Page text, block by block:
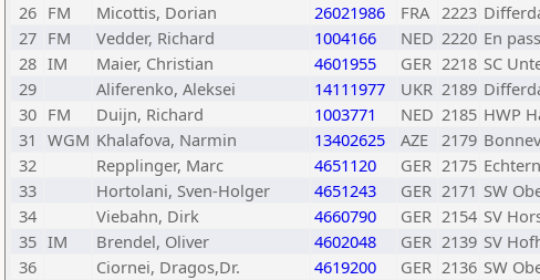
26 FM Micottis, Dorian 26021986 FRA 2223
27 FM Vedder, Richard 1004166 NED 2220 En
28 IM Maier, Christian 4601955 GER 2218 SC
29
Aliferenko, Aleksei 14111977 UKR 2189
30 FM Duijn, Richard 1003771 NED 2185 HWP
31 WGM Khalafova, Narmin 13402625 AZE 2179
32
Repplinger, Marc 4651120 GER 2175
33
Hortolani, Sven-Holger 4651243 GER 2171 SW
34
Viebahn, Dirk 4660790 GER 2154 SV
35 IM Brendel, Oliver 4602048 GER 2139 SV
36
Ciornei, Dragos,Dr. 4619200 GER 2136 SW